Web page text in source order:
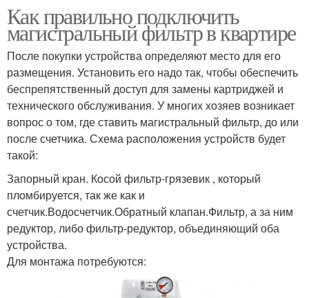
Как правильно подключить
магистральный фильтр в квартире
После покупки устройства определяют место для его
размещения. Установить его надо так, чтобы обеспечить
беспрепятственный доступ для замены картриджей и
технического обслуживания. У многих хозяев возникает
вопрос о том, где ставить магистральный фильтр, до или
после счетчика. Схема расположения устройств будет
такой:
Запорный кран. Косой фильтр-грязевик , который
пломбируется, так же как и
счетчик.Водосчетчик.Обратный клапан.Фильтр, а за ним
редуктор, либо фильтр-редуктор, объединяющий оба
устройства.
Для монтажа потребуются: